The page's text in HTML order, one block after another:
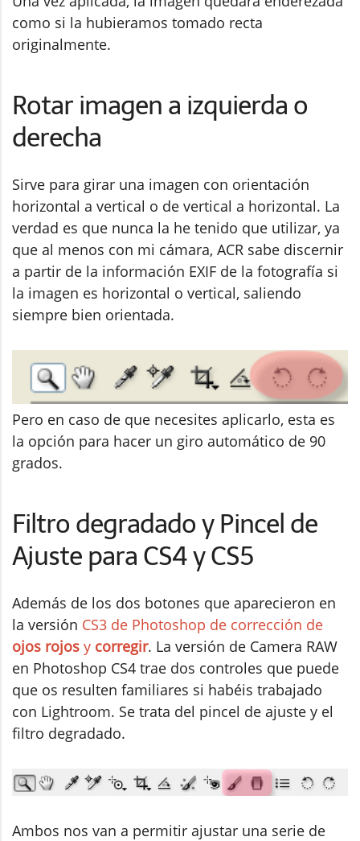
como si la hubieramos tomado recta
originalmente.
Rotar imagen a izquierda o
derecha
Sirve para girar una imagen con orientación
horizontal a vertical o de vertical a horizontal. La
verdad es que nunca la he tenido que utilizar, ya
que al menos con mi cámara, ACR sabe discernir
a partir de la información EXIF de la fotografía si
la imagen es horizontal o vertical, saliendo
siempre bien orientada.
Pero en caso de que necesites aplicarlo, esta es
la opción para hacer un giro automático de 90
grados.
Filtro degradado y Pincel de
Ajuste para CS4 y CS5
Además de los dos botones que aparecieron en
la versión CS3 de Photoshop de corrección de
ojos rojos y corregir. La versión de Camera RAW
en Photoshop CS4 trae dos controles que puede
que os resulten familiares si habéis trabajado
con Lightroom. Se trata del pincel de ajuste y el
filtro degradado.
Ambos nos van a permitir ajustar una serie de